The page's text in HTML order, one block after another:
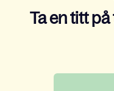
Ta en titt